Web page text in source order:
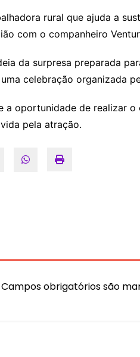
rural que ajuda a
com o companheiro
da surpresa preparada
celebração organizada
a oportunidade de realizar
pela atração.
Campos obrigatórios são